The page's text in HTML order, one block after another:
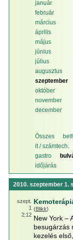
január
február
március
április
május
június
július
augusztus
szeptember
október
november
december
Összes
it / számtech.
gastro
időjárás
2010. szeptember 1.
szept.
1
2:12
(Blikk)
New York –
besugárzás
kezelés